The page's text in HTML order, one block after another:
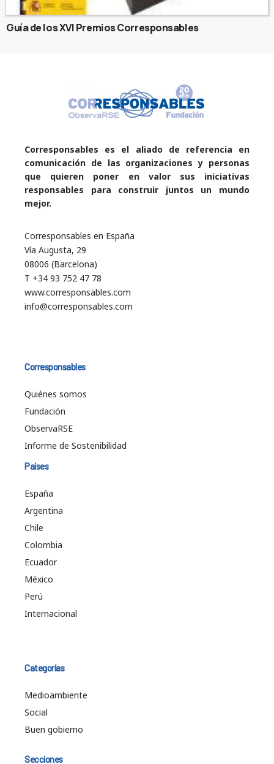
Guía de los XVI Premios Corresponsables
Corresponsables es el aliado de referencia en
comunicación de las organizaciones y personas
que quieren poner en valor sus iniciativas
responsables para construir juntos un mundo
mejor.
Corresponsables en España
Vía Augusta, 29
08006 (Barcelona)
T +34 93 752 47 78
www.corresponsables.com
info@corresponsables.com
Corresponsables
Quiénes somos
Fundación
ObservaRSE
Informe de Sostenibilidad
Países
España
Argentina
Chile
Colombia
Ecuador
México
Perú
Internacional
Categorías
Medioambiente
Social
Buen gobierno
Secciones